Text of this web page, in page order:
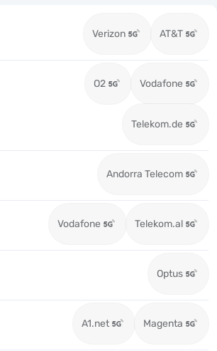
Verizon AT&T
O2 Vodafone
Telekom.de
Andorra Telecom
Vodafone Telekom.al
Optus
A1.net Magenta